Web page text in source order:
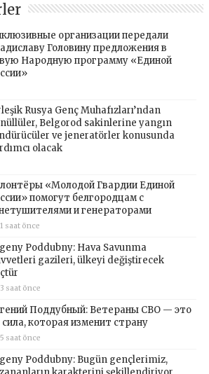
организации передали
Головину предложения в
Народную программу «Единой
Rusya Genç Muhafızları’ndan
Belgorod sakinlerine yangın
ve jeneratörler konusunda
olacak
«Молодой Гвардии Единой
помогут белгородцам с
и генераторами
saat önce
Poddubny: Hava Savunma
gazileri, ülkeyi değiştirecek
saat önce
Поддубный: Ветераны СВО — это
сила, которая изменит страну
saat önce
Poddubny: Bugün gençlerimiz,